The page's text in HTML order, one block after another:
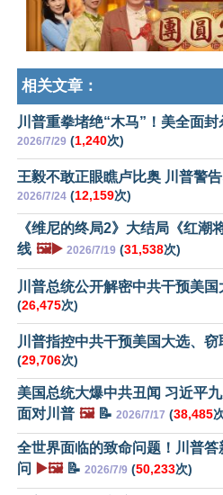
相关文章：
川普重拳堵绝“木马”！美全面
2026/7/29 (1,240次)
王毅不敢正眼瞧卢比奥 川普警
2026/7/24 (12,159次)
《维尼的终局2》大结局《红潮
线 🖼️▶️ 2026/7/19 (31,538次)
川普总统公开解密中共干预美
(26,475次)
川普指控中共干预美国大选、
(29,706次)
美国总统大爆中共丑闻 习近平
面对川普 🖼️📝 2026/7/17 (38,485
全世界面临的致命问题！川普答
问 ▶️🖼️📝 2026/7/9 (50,233次)